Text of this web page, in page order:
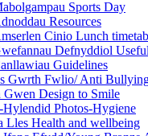
Sports Day
Resources
Cinio Lunch
Defnyddiol
Guidelines
Gwrth Fwlio/ Anti Bullying
Design to Smile
Photos-Hygiene
Lles Health and wellbeing